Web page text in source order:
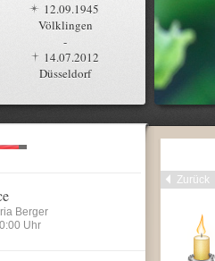
12.09.1945
Völklingen
-
14.07.2012
Düsseldorf
Zurück
Berger
Uhr